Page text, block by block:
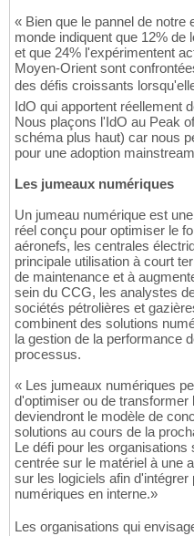
« Bien que le pannel de notre
monde indiquent que 12% de
et que 24% l'expérimentent
Moyen-Orient sont
des défis croissants
IdO qui apportent réellement
Nous plaçons l'IdO au Peak
schéma plus haut) car nous
pour une adoption
Les jumeaux numériques
Un jumeau numérique est
réel conçu pour optimiser le
aéronefs, les centrales
principale utilisation à court
de maintenance et à
sein du CCG, les analystes
sociétés pétrolières et
combinent des solutions
la gestion de la performance
processus.
« Les jumeaux numériques
d'optimiser ou de transformer
deviendront le modèle de
solutions au cours de la
Le défi pour les
centrée sur le matériel à une
sur les logiciels afin
numériques en interne.»
Les organisations qui